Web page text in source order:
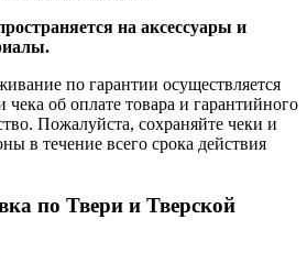
на аксессуары и
по гарантии осуществляется
чека об оплате товара и гарантийного
Пожалуйста, сохраняйте чеки и
в течение всего срока действия
по Твери и Тверской